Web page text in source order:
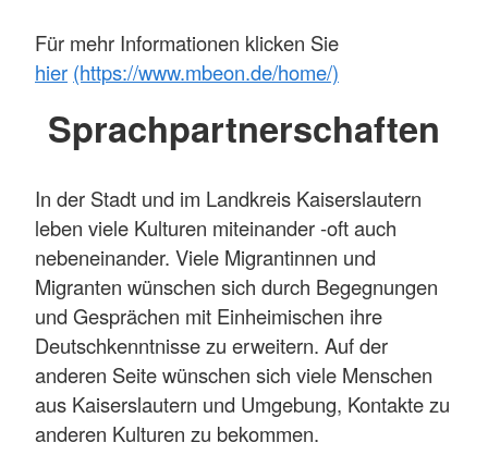
Für mehr Informationen klicken Sie
hier (https://www.mbeon.de/home/)
Sprachpartnerschaften
In der Stadt und im Landkreis Kaiserslautern
leben viele Kulturen miteinander -oft auch
nebeneinander. Viele Migrantinnen und
Migranten wünschen sich durch Begegnungen
und Gesprächen mit Einheimischen ihre
Deutschkenntnisse zu erweitern. Auf der
anderen Seite wünschen sich viele Menschen
aus Kaiserslautern und Umgebung, Kontakte zu
anderen Kulturen zu bekommen.